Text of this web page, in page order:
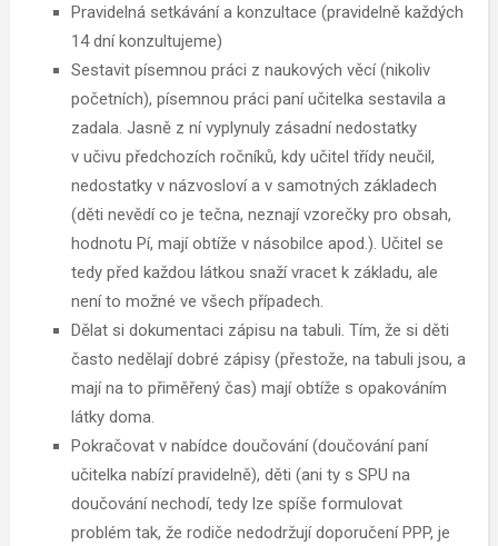
Pravidelná setkávání a konzultace (pravidelně každých
14 dní konzultujeme)
Sestavit písemnou práci z naukových věcí (nikoliv
početních), písemnou práci paní učitelka sestavila a
zadala. Jasně z ní vyplynuly zásadní nedostatky
v učivu předchozích ročníků, kdy učitel třídy neučil,
nedostatky v názvosloví a v samotných základech
(děti nevědí co je tečna, neznají vzorečky pro obsah,
hodnotu Pí, mají obtíže v násobilce apod.). Učitel se
tedy před každou látkou snaží vracet k základu, ale
není to možné ve všech případech.
Dělat si dokumentaci zápisu na tabuli. Tím, že si děti
často nedělají dobré zápisy (přestože, na tabuli jsou, a
mají na to přiměřený čas) mají obtíže s opakováním
látky doma.
Pokračovat v nabídce doučování (doučování paní
učitelka nabízí pravidelně), děti (ani ty s SPU na
doučování nechodí, tedy lze spíše formulovat
problém tak, že rodiče nedodržují doporučení PPP, je